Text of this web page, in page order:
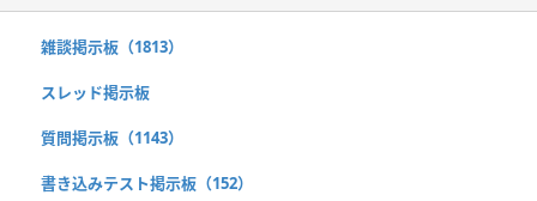
雑談掲示板（1813）
スレッド掲示板
質問掲示板（1143）
書き込みテスト掲示板（152）